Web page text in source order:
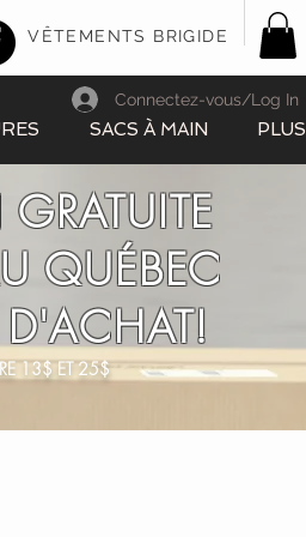
VÊTEMENTS BRIGIDE
SACS À MAIN PLUS
Connectez-vous/Log In
QUÉBEC
13$ ET 25$